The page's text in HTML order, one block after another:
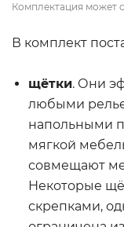
Комплектация может
В комплект
щётки. Они
любыми
напольными
мягкой
совмещают
Некоторые
скрепками,